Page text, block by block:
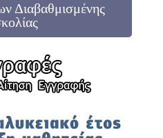
Διαβαθμισμένης